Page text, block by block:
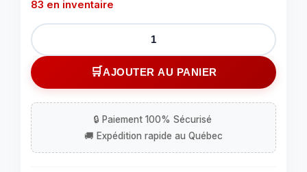
83 en inventaire
quantité
de
Circuit
intégré
74LS192
à
16
AJOUTER AU PANIER